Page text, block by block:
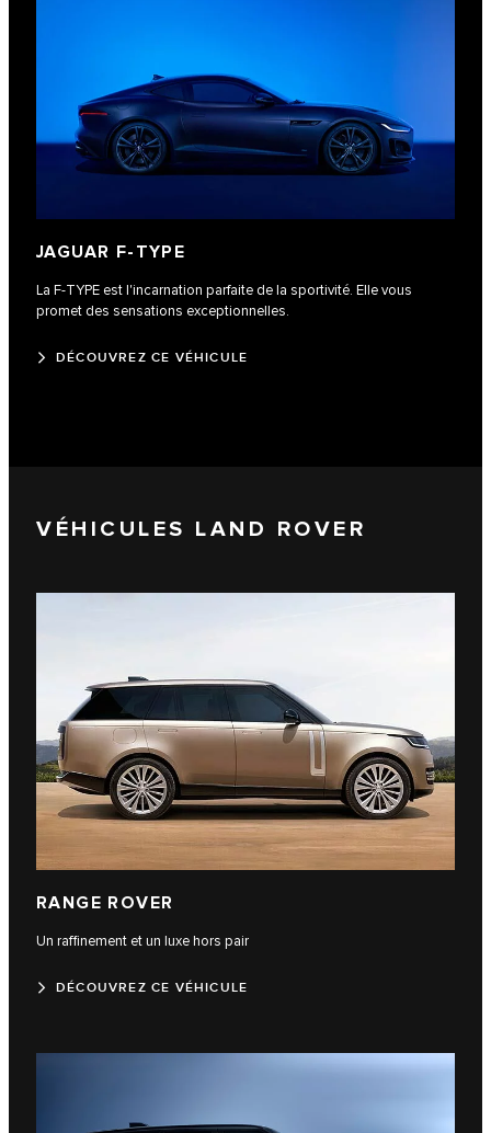
JAGUAR F‑TYPE
La F‑TYPE est l'incarnation parfaite de la sportivité. Elle vous
promet des sensations exceptionnelles.
DÉCOUVREZ CE VÉHICULE
VÉHICULES LAND ROVER
RANGE ROVER
Un raffinement et un luxe hors pair
DÉCOUVREZ CE VÉHICULE